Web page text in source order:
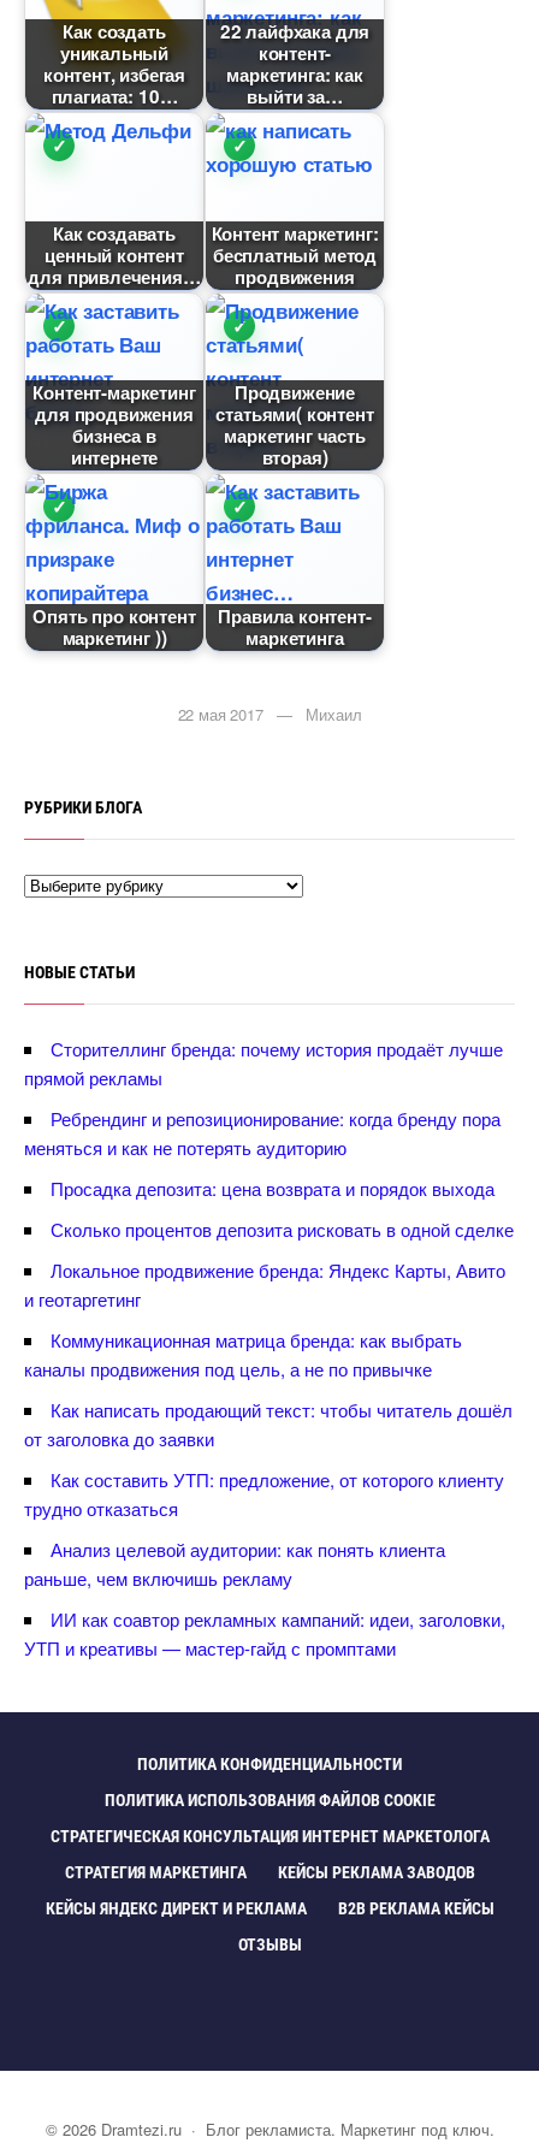
Как создать
уникальный
контент, избегая
плагиата: 10
22 лайфхака для
контент-
маркетинга: как
ыйти за
Как создавать
ценный контент
для привлечения
Контент маркетинг:
есплатный метод
продвижения
Контент-маркетин
для продвижения
изнеса
интернете
Продвижение
статьями( контент
маркетинг часть
торая)
Опять про контент
маркетинг ))
Правила контент-
маркетинга
22 мая 2017 — Михаил
РУБРИКИ БЛОГА
НОВЫЕ СТАТЬИ
Сторителлинг бренда: почему история продаёт лучше
прямой рекламы
Ребрендинг и репозиционирование: когда бренду пора
меняться и как не потерять аудиторию
Просадка депозита: цена возврата и порядок выхода
Сколько процентов депозита рисковать в одной сделке
Локальное продвижение бренда: Яндекс Карты, Авито
и геотаргетин
Коммуникационная матрица бренда: как выбрать
каналы продвижения под цель, а не по привычке
Как написать продающий текст: чтобы читатель дошёл
от заголовка до заявки
Как составить УТП: предложение, от которого клиенту
трудно отказаться
Анализ целевой аудитории: как понять клиента
раньше, чем включишь рекламу
ИИ как соавтор рекламных кампаний: идеи, заголовки,
УТП и креативы — мастер-гайд с промптами
ПОЛИТИКА КОНФИДЕНЦИАЛЬНОСТИ
ПОЛИТИКА ИСПОЛЬЗОВАНИЯ ФАЙЛОВ COOKIE
СТРАТЕГИЧЕСКАЯ КОНСУЛЬТАЦИЯ ИНТЕРНЕТ МАРКЕТОЛОГА
СТРАТЕГИЯ МАРКЕТИНГА
КЕЙСЫ РЕКЛАМА ЗАВОДО
КЕЙСЫ ЯНДЕКС ДИРЕКТ И РЕКЛАМА
B2B РЕКЛАМА КЕЙСЫ
ОТЗЫВЫ
© 2026 Dramtezi.ru· Блог рекламиста. Маркетинг под ключ.